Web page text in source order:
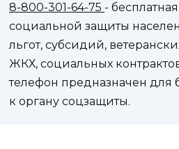
8-800-301-64-75 -
социальной защиты
льгот, субсидий,
ЖКХ, социальных
телефон предназначен для
к органу соцзащиты.